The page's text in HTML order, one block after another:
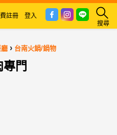
搜尋
註冊 登入
› 台南火鍋/鍋物
專門